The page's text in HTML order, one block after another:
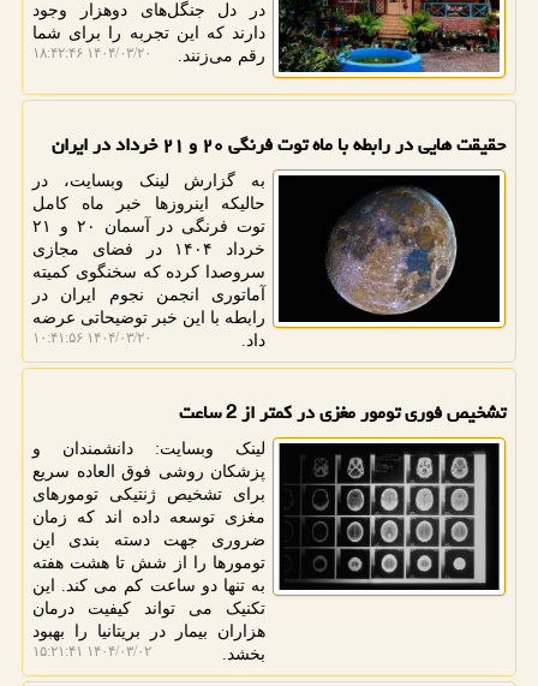
در دل جنگل‌های دوهزار وجود
دارند که این تجربه را برای شما
رقم می‌زنند.
۱۴۰۴/۰۳/۲۰ ۱۸:۴۲:۴۶
حقیقت هایی در رابطه با ماه توت فرنگی ۲۰ و ۲۱ خرداد در ایران
به گزارش لینک وبسایت، در
حالیکه اینروزها خبر ماه کامل
توت فرنگی در آسمان ۲۰ و ۲۱
خرداد ۱۴۰۴ در فضای مجازی
سروصدا کرده که سخنگوی کمیته
آماتوری انجمن نجوم ایران در
رابطه با این خبر توضیحاتی عرضه
داد.
۱۴۰۴/۰۳/۲۰ ۱۰:۴۱:۵۶
تشخیص فوری تومور مغزی در کمتر از 2 ساعت
لینک وبسایت: دانشمندان و
پزشکان روشی فوق العاده سریع
برای تشخیص ژنتیکی تومورهای
مغزی توسعه داده اند که زمان
ضروری جهت دسته بندی این
تومورها را از شش تا هشت هفته
به تنها دو ساعت کم می کند. این
تکنیک می تواند کیفیت درمان
هزاران بیمار در بریتانیا را بهبود
بخشد.
۱۴۰۴/۰۳/۰۲ ۱۵:۲۱:۴۱